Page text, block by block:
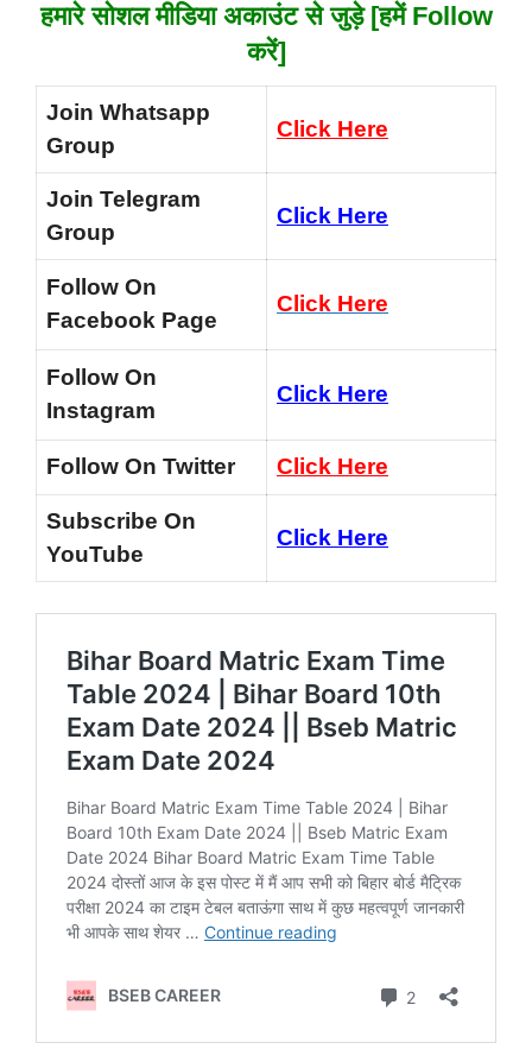
हमारे सोशल मीडिया अकाउंट से जुड़े [हमें Follow
करें]
Join Whatsapp
Group
Click Here
Join Telegram
Group
Click Here
Follow On
Facebook Page
Click Here
Follow On
Instagram
Click Here
Follow On Twitter Click Here
Subscribe On
YouTube
Click Here